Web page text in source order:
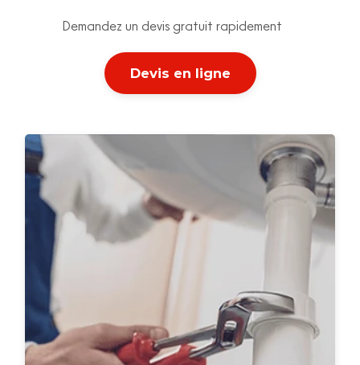
Demandez un devis gratuit rapidement
Devis en ligne